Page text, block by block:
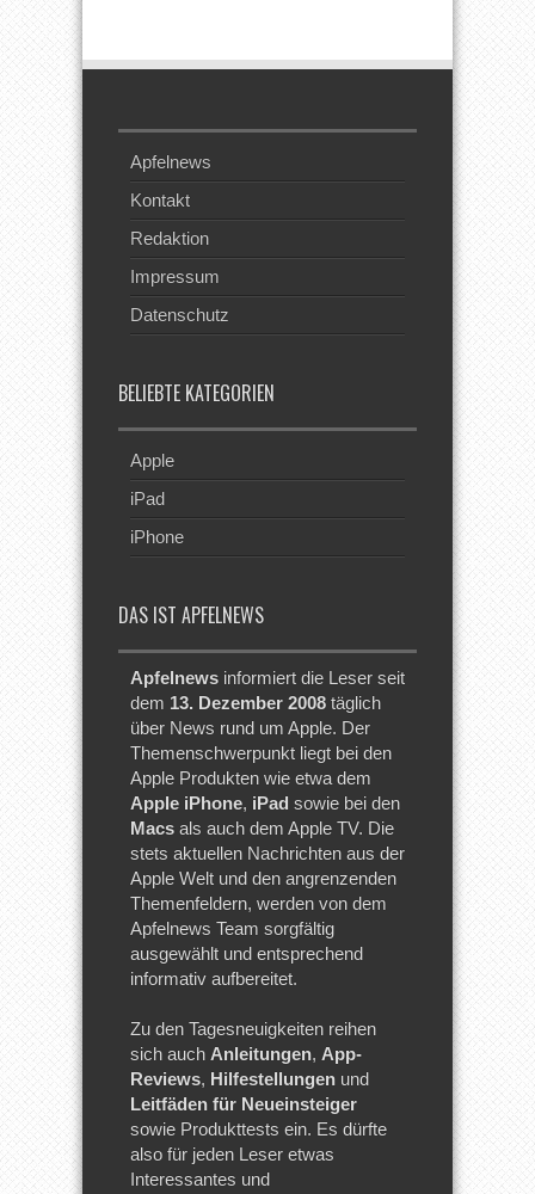
Apfelnews
Kontakt
Redaktion
Impressum
Datenschutz
BELIEBTE KATEGORIEN
Apple
iPad
iPhone
DAS IST APFELNEWS
Apfelnews informiert die Leser seit
dem 13. Dezember 2008 täglich
über News rund um Apple. Der
Themenschwerpunkt liegt bei den
Apple Produkten wie etwa dem
Apple iPhone, iPad sowie bei den
Macs als auch dem Apple TV. Die
stets aktuellen Nachrichten aus der
Apple Welt und den angrenzenden
Themenfeldern, werden von dem
Apfelnews Team sorgfältig
ausgewählt und entsprechend
informativ aufbereitet.
Zu den Tagesneuigkeiten reihen
sich auch Anleitungen, App-
Reviews, Hilfestellungen und
Leitfäden für Neueinsteiger
sowie Produkttests ein. Es dürfte
also für jeden Leser etwas
Interessantes und